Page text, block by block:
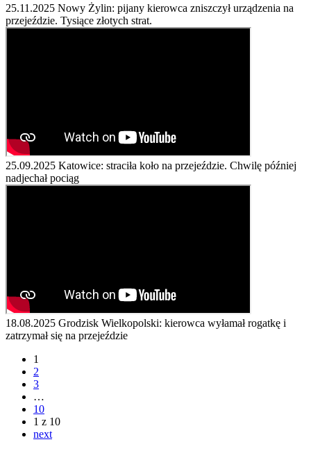
25.11.2025 Nowy Żylin: pijany kierowca zniszczył urządzenia na
przejeździe. Tysiące złotych strat.
25.09.2025 Katowice: straciła koło na przejeździe. Chwilę później
nadjechał pociąg
18.08.2025 Grodzisk Wielkopolski: kierowca wyłamał rogatkę i
zatrzymał się na przejeździe
1
2
3
…
10
1 z 10
next